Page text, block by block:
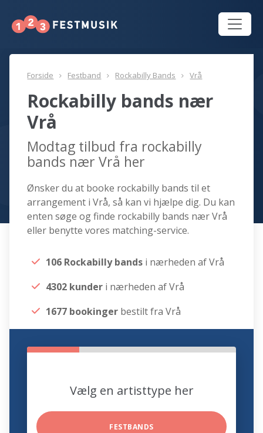
Forside Festband Rockabilly Bands Vrå
Rockabilly bands nær
Vrå
Modtag tilbud fra rockabilly
bands nær Vrå her
Ønsker du at booke rockabilly bands til et
arrangement i Vrå, så kan vi hjælpe dig. Du kan
enten søge og finde rockabilly bands nær Vrå
eller benytte vores matching-service.
106 Rockabilly bands i nærheden af Vrå
4302 kunder i nærheden af Vrå
1677 bookinger bestilt fra Vrå
Vælg en artisttype her
FESTBANDS